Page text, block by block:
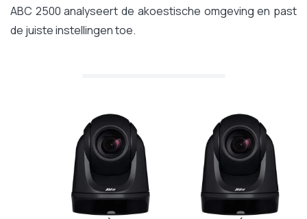
ABC 2500 analyseert de akoestische omgeving en past
de juiste instellingen toe.